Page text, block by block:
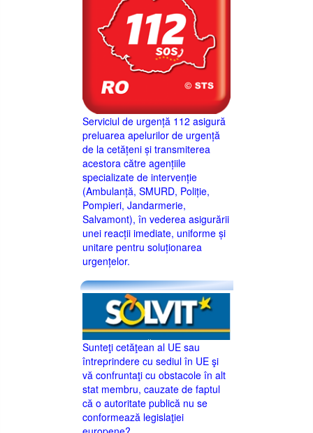
Serviciul de urgență 112 asigură
preluarea apelurilor de urgență
de la cetățeni și transmiterea
acestora către agențiile
specializate de intervenție
(Ambulanță, SMURD, Poliție,
Pompieri, Jandarmerie,
Salvamont), în vederea asigurării
unei reacții imediate, uniforme și
unitare pentru soluționarea
urgențelor.
Sunteţi cetăţean al UE sau
întreprindere cu sediul în UE şi
vă confruntaţi cu obstacole în alt
stat membru, cauzate de faptul
că o autoritate publică nu se
conformează legislaţiei